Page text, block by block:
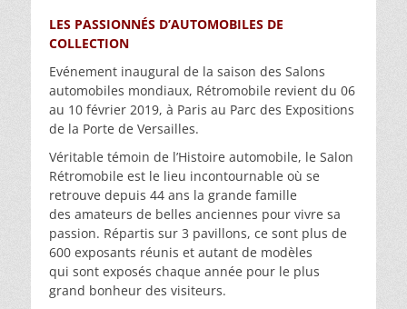
LES PASSIONNÉS D’AUTOMOBILES DE
COLLECTION
Evénement inaugural de la saison des Salons
automobiles mondiaux, Rétromobile revient du 06
au 10 février 2019, à Paris au Parc des Expositions
de la Porte de Versailles.
Véritable témoin de l’Histoire automobile, le Salon
Rétromobile est le lieu incontournable où se
retrouve depuis 44 ans la grande famille
des amateurs de belles anciennes pour vivre sa
passion. Répartis sur 3 pavillons, ce sont plus de
600 exposants réunis et autant de modèles
qui sont exposés chaque année pour le plus
grand bonheur des visiteurs.